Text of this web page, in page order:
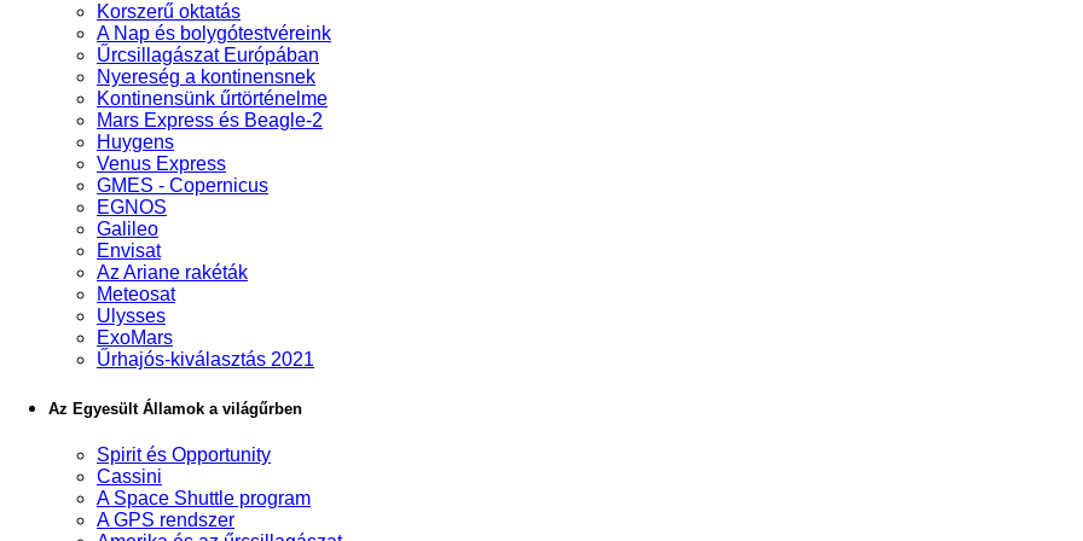
Korszerű oktatás
A Nap és bolygótestvéreink
Űrcsillagászat Európában
Nyereség a kontinensnek
Kontinensünk űrtörténelme
Mars Express és Beagle-2
Huygens
Venus Express
GMES - Copernicus
EGNOS
Galileo
Envisat
Az Ariane rakéták
Meteosat
Ulysses
ExoMars
Űrhajós-kiválasztás 2021
Az Egyesült Államok a világűrben
Spirit és Opportunity
Cassini
A Space Shuttle program
A GPS rendszer